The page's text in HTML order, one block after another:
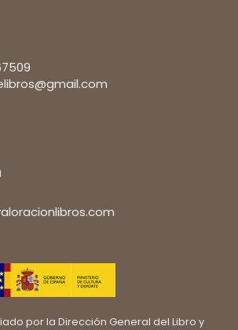
por la Dirección General del Libro y